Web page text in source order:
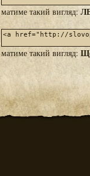
матиме такий вигляд:
матиме такий вигляд: